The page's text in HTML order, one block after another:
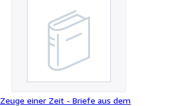
Zeuge einer Zeit - Briefe aus dem